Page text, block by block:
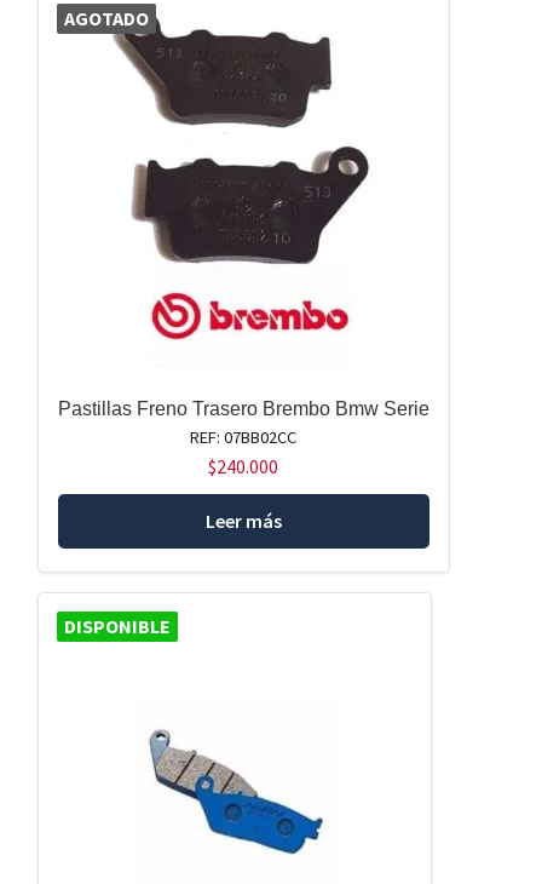
AGOTADO
Pastillas Freno Trasero Brembo Bmw Serie
REF: 07BB02CC
$240.000
Leer más
DISPONIBLE